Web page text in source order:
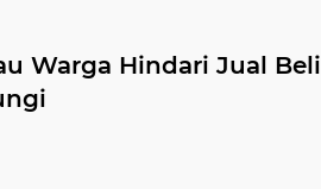
Warga Hindari Jual Beli